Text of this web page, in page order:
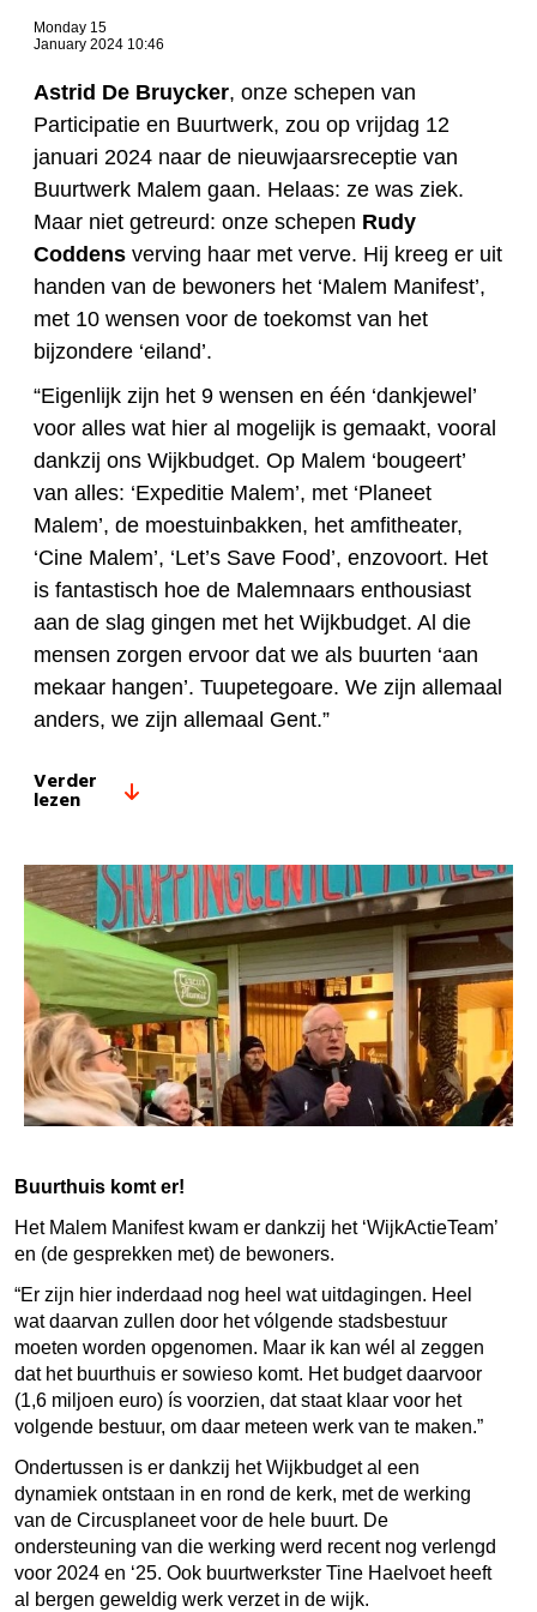
Monday 15
January 2024 10:46
Astrid De Bruycker, onze schepen van
Participatie en Buurtwerk, zou op vrijdag 12
januari 2024 naar de nieuwjaarsreceptie van
Buurtwerk Malem gaan. Helaas: ze was ziek.
Maar niet getreurd: onze schepen Rudy
Coddens verving haar met verve. Hij kreeg er uit
handen van de bewoners het ‘Malem Manifest’,
met 10 wensen voor de toekomst van het
bijzondere ‘eiland’.
“Eigenlijk zijn het 9 wensen en één ‘dankjewel’
voor alles wat hier al mogelijk is gemaakt, vooral
dankzij ons Wijkbudget. Op Malem ‘bougeert’
van alles: ‘Expeditie Malem’, met ‘Planeet
Malem’, de moestuinbakken, het amfitheater,
‘Cine Malem’, ‘Let’s Save Food’, enzovoort. Het
is fantastisch hoe de Malemnaars enthousiast
aan de slag gingen met het Wijkbudget. Al die
mensen zorgen ervoor dat we als buurten ‘aan
mekaar hangen’. Tuupetegoare. We zijn allemaal
anders, we zijn allemaal Gent.”
Verder
lezen
Buurthuis komt er!
Het Malem Manifest kwam er dankzij het ‘WijkActieTeam’
en (de gesprekken met) de bewoners.
“Er zijn hier inderdaad nog heel wat uitdagingen. Heel
wat daarvan zullen door het vólgende stadsbestuur
moeten worden opgenomen. Maar ik kan wél al zeggen
dat het buurthuis er sowieso komt. Het budget daarvoor
(1,6 miljoen euro) ís voorzien, dat staat klaar voor het
volgende bestuur, om daar meteen werk van te maken.”
Ondertussen is er dankzij het Wijkbudget al een
dynamiek ontstaan in en rond de kerk, met de werking
van de Circusplaneet voor de hele buurt. De
ondersteuning van die werking werd recent nog verlengd
voor 2024 en ‘25. Ook buurtwerkster Tine Haelvoet heeft
al bergen geweldig werk verzet in de wijk.